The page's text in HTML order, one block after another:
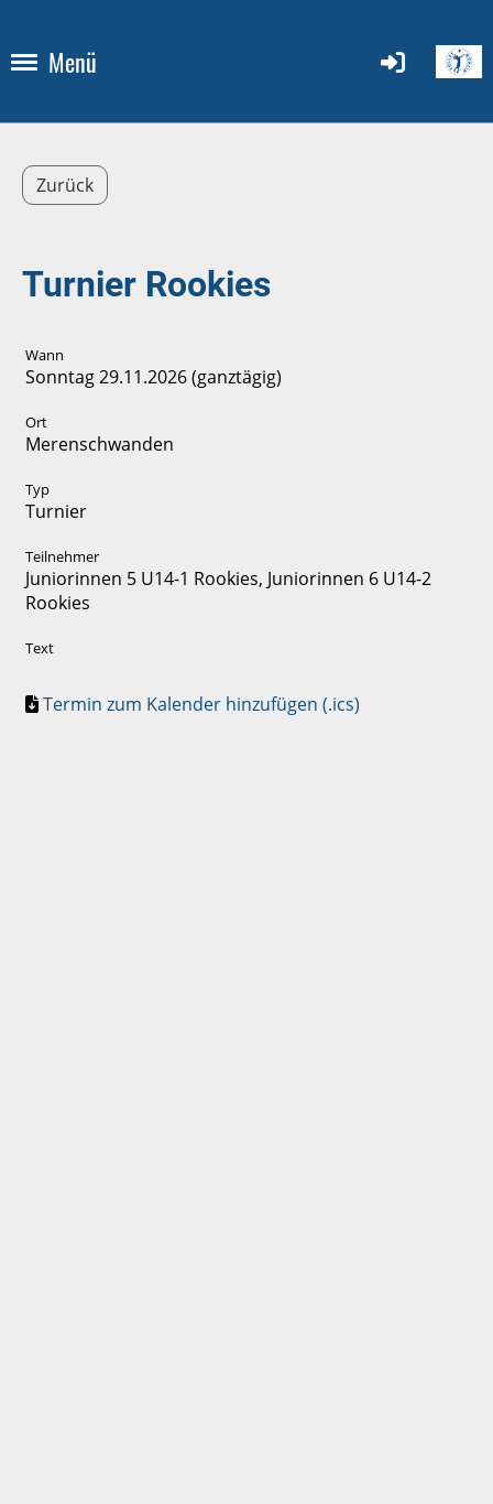
Menü
Zurück
Turnier Rookies
Wann
Sonntag 29.11.2026 (ganztägig)
Ort
Merenschwanden
Typ
Turnier
Teilnehmer
Juniorinnen 5 U14-1 Rookies, Juniorinnen 6 U14-2
Rookies
Text
Termin zum Kalender hinzufügen (.ics)